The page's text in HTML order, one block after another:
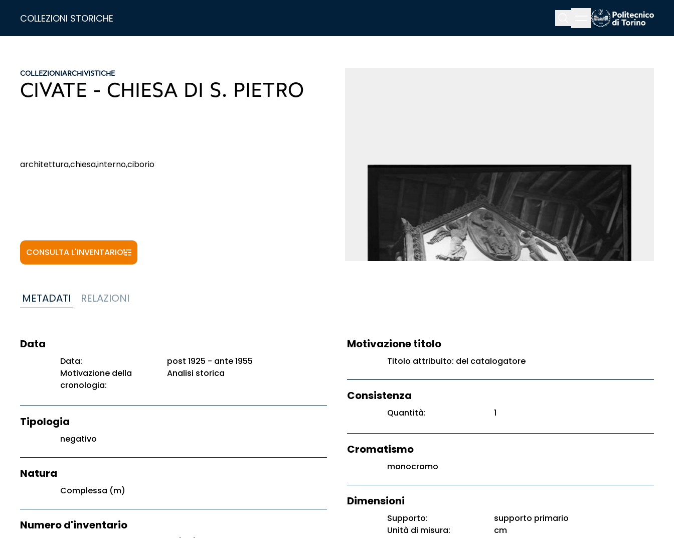
COLLEZIONI STORICHE
Menu button
COLLEZIONIARCHIVISTICHE
CIVATE - CHIESA DI S. PIETRO
architettura,chiesa,interno,ciborio
CONSULTA L'INVENTARIO
METADATI RELAZIONI
Data
Data:
post 1925 - ante 1955
Motivazione della
cronologia:
Analisi storica
Tipologia
negativo
Natura
Complessa (m)
Numero d'inventario
Motivazione titolo
Titolo attribuito: del catalogatore
Consistenza
Quantità: 1
Cromatismo
monocromo
Dimensioni
Supporto:
supporto primario
Unità di misura:
cm